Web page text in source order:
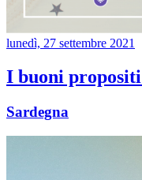
lunedì, 27 settembre 2021
I buoni
Sardegna